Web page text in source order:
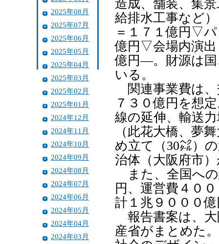
2025年08月
2025年07月
2025年06月
2025年05月
2025年04月
2025年03月
2025年02月
2025年01月
2024年12月
2024年11月
2024年10月
2024年09月
2024年08月
2024年07月
2024年06月
2024年05月
2024年04月
2024年03月
造成、舗装、集
給排水工事など
＝１７１億円▽
億円▽会場内演出
億円―。財源は国
いる。
関連事業費は、
７３０億円を想
線の延伸、輸送
（此花大橋、夢
め立て（30㌶）
治体（大阪府市
また、全国への
円、運営費４０
計１兆９０００
報告書案は、大
産省がまとめた